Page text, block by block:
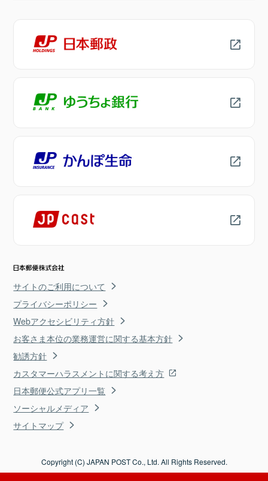
サイトのご利用について
プライバシーポリシー
Webアクセシビリティ方針
お客さま本位の業務運営に関する基本方針
勧誘方針
カスタマーハラスメントに関する考え方
日本郵便公式アプリ一覧
ソーシャルメディア
サイトマップ
Copyright (C) JAPAN POST Co., Ltd. All Rights Reserved.